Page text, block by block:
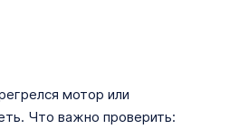
мотор или
Что важно проверить: